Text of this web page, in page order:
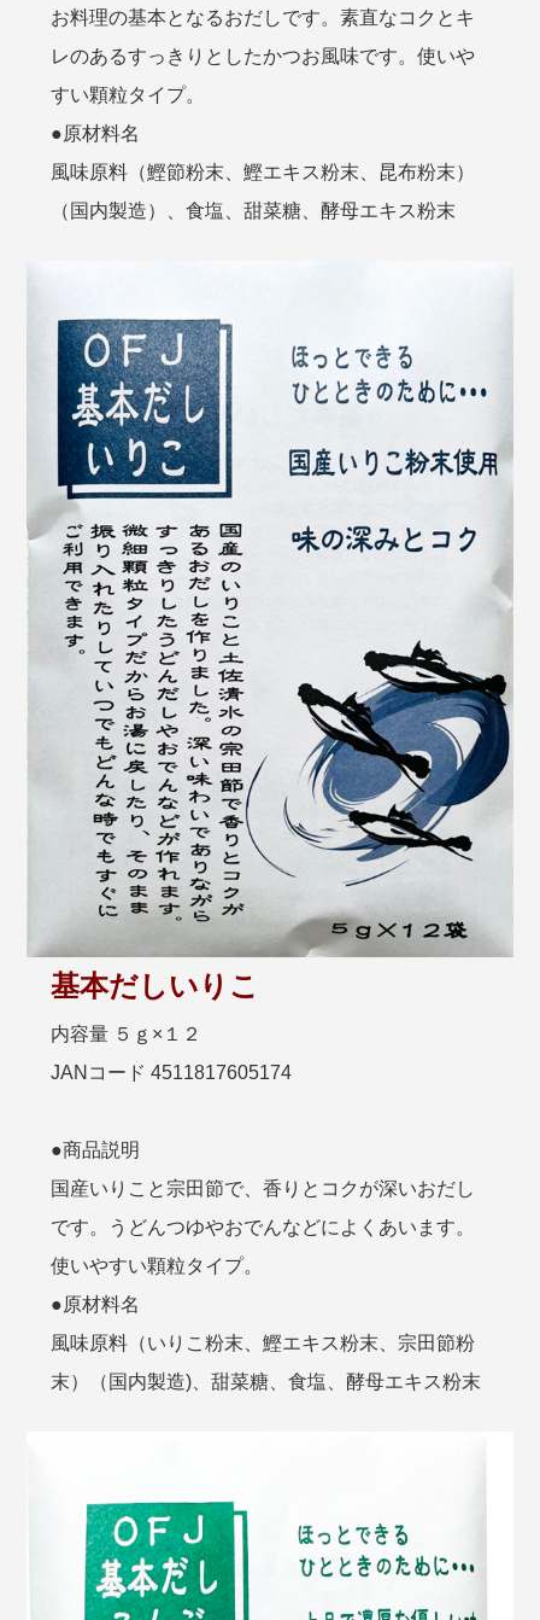
お料理の基本となるおだしです。素直なコクとキ
レのあるすっきりとしたかつお風味です。使いや
すい顆粒タイプ。
●原材料名
風味原料（鰹節粉末、鰹エキス粉末、昆布粉末）
（国内製造）、食塩、甜菜糖、酵母エキス粉末
基本だしいりこ
内容量 ５ｇ×１２
JANコード 4511817605174
●商品説明
国産いりこと宗田節で、香りとコクが深いおだし
です。うどんつゆやおでんなどによくあいます。
使いやすい顆粒タイプ。
●原材料名
風味原料（いりこ粉末、鰹エキス粉末、宗田節粉
末）（国内製造)、甜菜糖、食塩、酵母エキス粉末